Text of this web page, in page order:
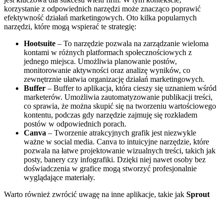
korzystanie z odpowiednich narzędzi może znacząco poprawić
efektywność działań marketingowych. Oto kilka popularnych
narzędzi, które mogą wspierać te strategię:
Hootsuite – To narzędzie pozwala na zarządzanie wieloma
kontami w różnych platformach społecznościowych z
jednego miejsca. Umożliwia planowanie postów,
monitorowanie aktywności oraz analizę wyników, co
zewnętrznie ułatwia organizację działań marketingowych.
Buffer – Buffer to aplikacja, która cieszy się uznaniem wśród
marketerów. Umożliwia zautomatyzowanie publikacji treści,
co sprawia, że można skupić się na tworzeniu wartościowego
kontentu, podczas gdy narzędzie zajmuję się rozkładem
postów w odpowiednich porach.
Canva – Tworzenie atrakcyjnych grafik jest niezwykle
ważne w social media. Canva to intuicyjne narzędzie, które
pozwala na łatwe projektowanie wizualnych treści, takich jak
posty, banery czy infografiki. Dzięki niej nawet osoby bez
doświadczenia w grafice mogą stworzyć profesjonalnie
wyglądające materiały.
Warto również zwrócić uwagę na inne aplikacje, takie jak Sprout